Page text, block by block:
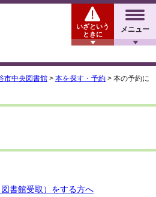
メニュー
いざという
ときに
市中央図書館 > 本を探す・予約 > 本の予約に
書館受取）をする方へ